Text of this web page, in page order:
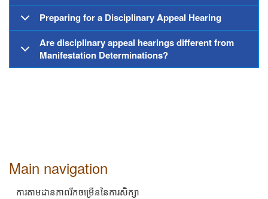
Main navigation
ការតាមដានភាពរីកចម្រើននៃការសិក្សា
Preparing for a Disciplinary Appeal Hearing
Are disciplinary appeal hearings different from
Manifestation Determinations?